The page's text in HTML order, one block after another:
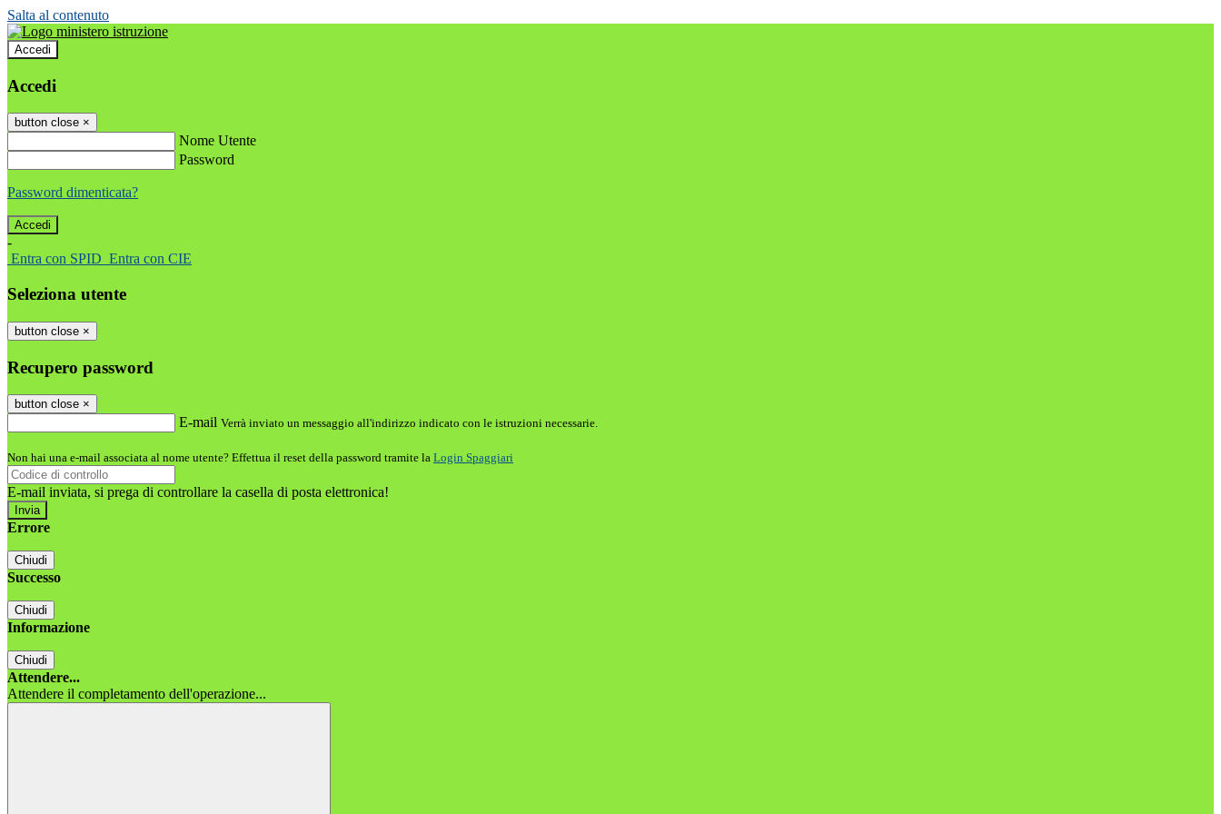
Salta al contenuto
Accedi
Accedi
button close ×
Nome Utente
Password
Password dimenticata?
-
Entra con SPID Entra con CIE
Seleziona utente
button close ×
Recupero password
button close ×
E-mail Verrà inviato un messaggio all'indirizzo indicato con le istruzioni necessarie.
Non hai una e-mail associata al nome utente? Effettua il reset della password tramite la Login Spaggiari
E-mail inviata, si prega di controllare la casella di posta elettronica!
Errore
Chiudi
Successo
Chiudi
Informazione
Chiudi
Attendere...
Attendere il completamento dell'operazione...